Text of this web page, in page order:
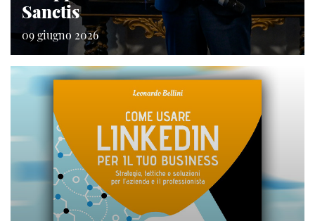
Sanctis
09 giugno 2026